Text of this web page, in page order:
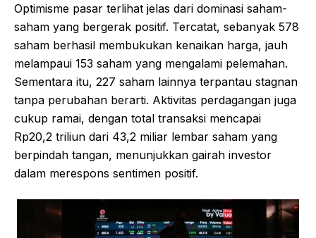
Optimisme pasar terlihat jelas dari dominasi saham-
saham yang bergerak positif. Tercatat, sebanyak 578
saham berhasil membukukan kenaikan harga, jauh
melampaui 153 saham yang mengalami pelemahan.
Sementara itu, 227 saham lainnya terpantau stagnan
tanpa perubahan berarti. Aktivitas perdagangan juga
cukup ramai, dengan total transaksi mencapai
Rp20,2 triliun dari 43,2 miliar lembar saham yang
berpindah tangan, menunjukkan gairah investor
dalam merespons sentimen positif.